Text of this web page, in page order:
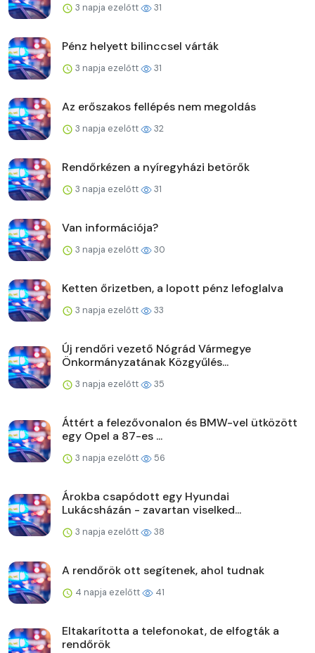
3 napja ezelőtt 31
Pénz helyett bilinccsel várták
3 napja ezelőtt 31
Az erőszakos fellépés nem megoldás
3 napja ezelőtt 32
Rendőrkézen a nyíregyházi betörők
3 napja ezelőtt 31
Van információja?
3 napja ezelőtt 30
Ketten őrizetben, a lopott pénz lefoglalva
3 napja ezelőtt 33
Új rendőri vezető Nógrád Vármegye
Önkormányzatának Közgyűlés...
3 napja ezelőtt 35
Áttért a felezővonalon és BMW-vel ütközött
egy Opel a 87-es ...
3 napja ezelőtt 56
Árokba csapódott egy Hyundai
Lukácsházán - zavartan viselked...
3 napja ezelőtt 38
A rendőrök ott segítenek, ahol tudnak
4 napja ezelőtt 41
Eltakarította a telefonokat, de elfogták a
rendőrök